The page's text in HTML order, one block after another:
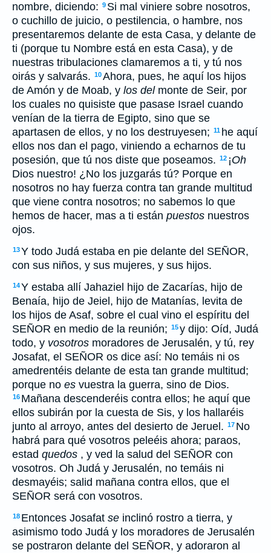
nombre, diciendo: 9 Si mal viniere sobre nosotros,
o cuchillo de juicio, o pestilencia, o hambre, nos
presentaremos delante de esta Casa, y delante de
ti (porque tu Nombre está en esta Casa), y de
nuestras tribulaciones clamaremos a ti, y tú nos
oirás y salvarás. 10Ahora, pues, he aquí los hijos
de Amón y de Moab, y los delmonte de Seir, por
los cuales no quisiste que pasase Israel cuando
venían de la tierra de Egipto, sino que se
apartasen de ellos, y no los destruyesen; 11 he aquí
ellos nos dan el pago, viniendo a echarnos de tu
posesión, que tú nos diste que poseamos. 12 ¡Oh
Dios nuestro! ¿No los juzgarás tú? Porque en
nosotros no hay fuerza contra tan grande multitud
que viene contra nosotros; no sabemos lo que
hemos de hacer, mas a ti están puestos nuestros
ojos.
13Y todo Judá estaba en pie delante del SEÑOR,
con sus niños, y sus mujeres, y sus hijos.
14Y estaba allí Jahaziel hijo de Zacarías, hijo de
Benaía, hijo de Jeiel, hijo de Matanías, levita de
los hijos de Asaf, sobre el cual vino el espíritu del
SEÑOR en medio de la reunión; 15y dijo: Oíd, Judá
todo, y vosotros moradores de Jerusalén, y tú, rey
Josafat, el SEÑOR os dice así: No temáis ni os
amedrentéis delante de esta tan grande multitud;
porque no es vuestra la guerra, sino de Dios.
16 Mañana descenderéis contra ellos; he aquí que
ellos subirán por la cuesta de Sis, y los hallaréis
junto al arroyo, antes del desierto de Jeruel. 17 No
habrá para qué vosotros peleéis ahora; paraos,
estad quedos , y ved la salud del SEÑOR con
vosotros. Oh Judá y Jerusalén, no temáis ni
desmayéis; salid mañana contra ellos, que el
SEÑOR será con vosotros.
18 Entonces Josafat se inclinó rostro a tierra, y
asimismo todo Judá y los moradores de Jerusalén
se postraron delante del SEÑOR, y adoraron al